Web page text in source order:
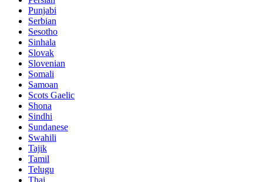
Punjabi
Serbian
Sesotho
Sinhala
Slovak
Slovenian
Somali
Samoan
Scots Gaelic
Shona
Sindhi
Sundanese
Swahili
Tajik
Tamil
Telugu